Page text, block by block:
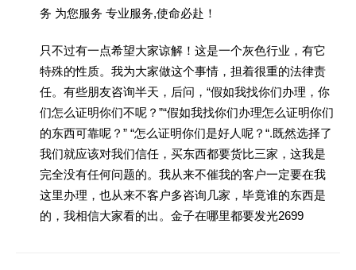
务 为您服务 专业服务,使命必赴！
只不过有一点希望大家谅解！这是一个灰色行业，有它
特殊的性质。我为大家做这个事情，担着很重的法律责
任。有些朋友咨询半天，后问，“假如我找你们办理，你
们怎么证明你们不呢？”“假如我找你们办理怎么证明你们
的东西可靠呢？” “怎么证明你们是好人呢？“.既然选择了
我们就应该对我们信任，买东西都要货比三家，这我是
完全没有任何问题的。我从来不催我的客户一定要在我
这里办理，也从来不客户多咨询几家，毕竟谁的东西是
的，我相信大家看的出。金子在哪里都要发光2699